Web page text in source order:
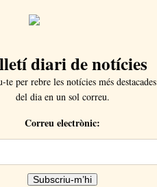
diari de notícies
te per rebre les notícies més destacades
del dia en un sol correu.
Correu electrònic: